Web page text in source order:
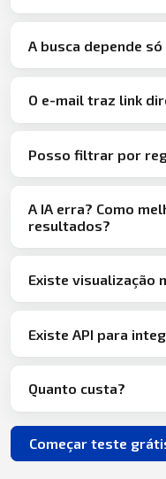
A busca depende
O e-mail traz link
Posso filtrar por
A IA erra? Como
resultados?
Existe visualização
Existe API para
Quanto custa?
Começar teste